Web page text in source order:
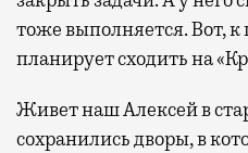
тоже выполняется. Вот, к
планирует сходить на
Живет наш Алексей в
сохранились дворы, в